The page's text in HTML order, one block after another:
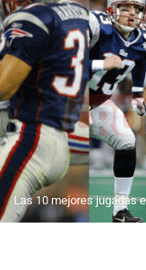
Las 10 mejores jugadas